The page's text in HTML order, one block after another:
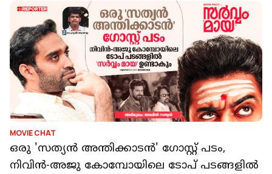
MOVIE CHAT
ഒരു 'സത്യൻ അന്തിക്കാടൻ' ഗോസ്റ്റ് പടം,
നിവിൻ-അജു കോമ്പോയിലെ ടോപ് പടങ്ങളിൽ